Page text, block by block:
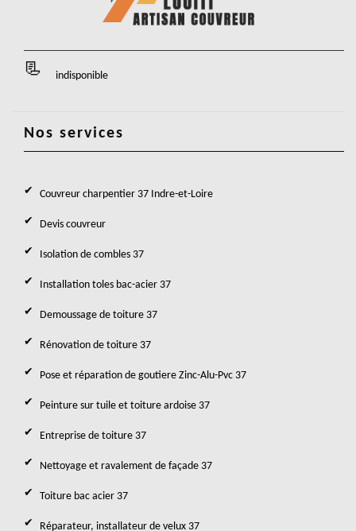
indisponible
Nos services
Couvreur charpentier 37 Indre-et-Loire
Devis couvreur
Isolation de combles 37
Installation toles bac-acier 37
Demoussage de toiture 37
Rénovation de toiture 37
Pose et réparation de goutiere Zinc-Alu-Pvc 37
Peinture sur tuile et toiture ardoise 37
Entreprise de toiture 37
Nettoyage et ravalement de façade 37
Toiture bac acier 37
Réparateur, installateur de velux 37